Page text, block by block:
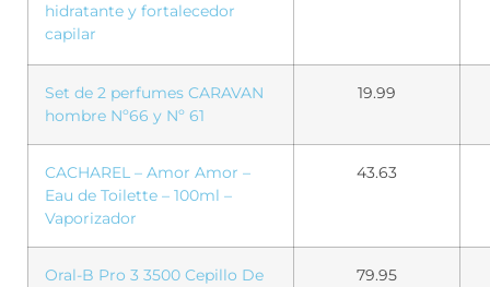
hidratante y fortalecedor
capilar
Set de 2 perfumes CARAVAN
hombre Nº66 y Nº 61
19.99
CACHAREL – Amor Amor –
Eau de Toilette – 100ml –
Vaporizador
43.63
Oral-B Pro 3 3500 Cepillo De
79.95